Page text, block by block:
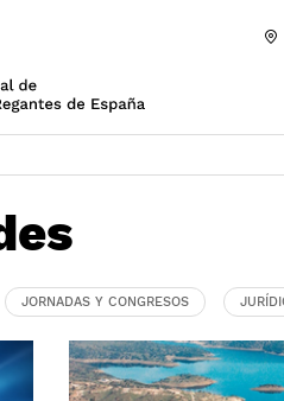
JORNADAS Y CONGRESOS